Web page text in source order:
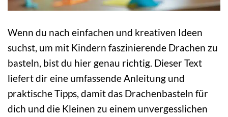
Wenn du nach einfachen und kreativen Ideen
suchst, um mit Kindern faszinierende Drachen zu
basteln, bist du hier genau richtig. Dieser Text
liefert dir eine umfassende Anleitung und
praktische Tipps, damit das Drachenbasteln für
dich und die Kleinen zu einem unvergesslichen